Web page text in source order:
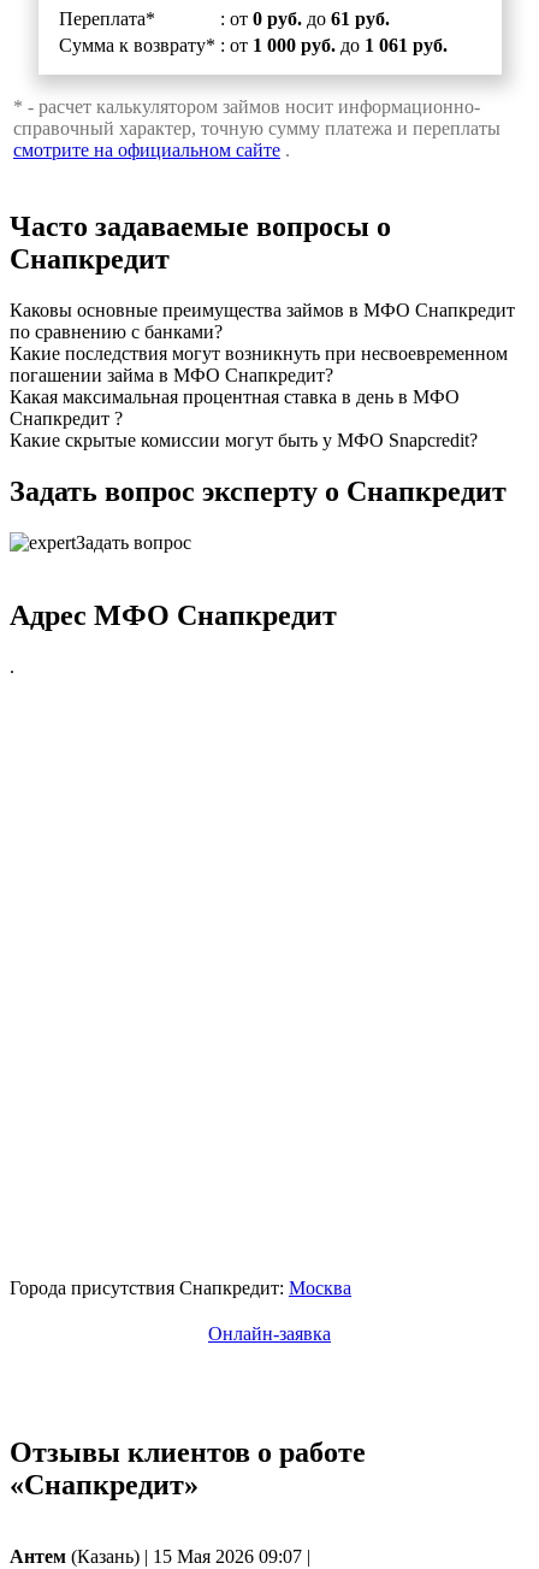
Переплата* : от 0 руб.до 61 руб.
Сумма к возврату* : от 1 000 руб.до 1 061 руб.
* - расчет калькулятором займов носит информационно-
справочный характер, точную сумму платежа и переплаты
смотрите на официальном сайте .
Часто задаваемые вопросы о
Снапкредит
Каковы основные преимущества займов в МФО Снапкредит
по сравнению с банками?
Какие последствия могут возникнуть при несвоевременном
погашении займа в МФО Снапкредит?
Какая максимальная процентная ставка в день в МФО
Снапкредит ?
Какие скрытые комиссии могут быть у МФО Snapcredit?
Задать вопрос эксперту о Снапкредит
Задать вопрос
Адрес МФО Снапкредит
.
Города присутствия Снапкредит: Москва
Онлайн-заявка
Отзывы клиентов о работе
«Снапкредит»
Антем (Казань) | 15 Мая 2026 09:07 |